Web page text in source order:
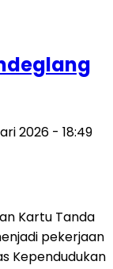
2026 - 18:49
Kartu Tanda
pekerjaan
Kependudukan